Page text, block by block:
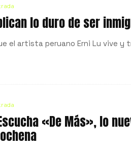
lo duro de ser
el artista peruano Erni Lu vive y
«De Más», lo